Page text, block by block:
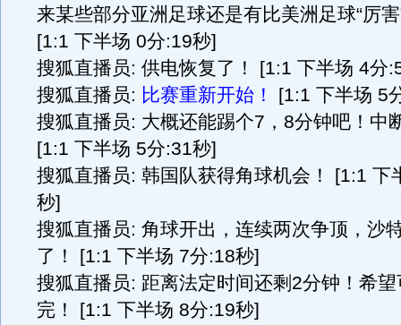
来某些部分亚洲足球还是有比美洲足球“厉
[1:1 下半场 0分:19秒]
搜狐直播员: 供电恢复了！ [1:1 下半场 4分
搜狐直播员: 比赛重新开始！
[1:1 下半场 5
搜狐直播员: 大概还能踢个7，8分钟吧！中
[1:1 下半场 5分:31秒]
搜狐直播员: 韩国队获得角球机会！ [1:1 下
秒]
搜狐直播员: 角球开出，连续两次争顶，沙
了！ [1:1 下半场 7分:18秒]
搜狐直播员: 距离法定时间还剩2分钟！希
完！ [1:1 下半场 8分:19秒]